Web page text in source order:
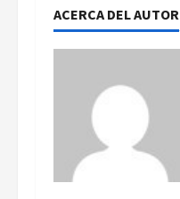
ACERCA DEL AUTOR